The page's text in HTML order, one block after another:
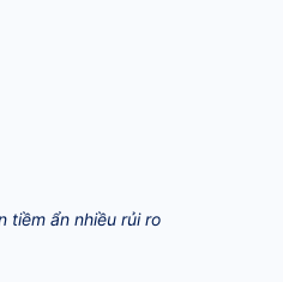
tiềm ẩn nhiều rủi ro